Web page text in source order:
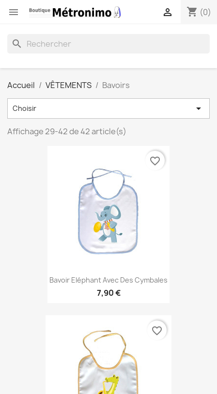
 shopping_cart (0)

search
Accueil VÊTEMENTS Bavoirs
Choisir 
Affichage 29-42 de 42 article(s)
Bavoir Eléphant Avec Des Cymbales
7,90 €
favorite_border
favorite_border